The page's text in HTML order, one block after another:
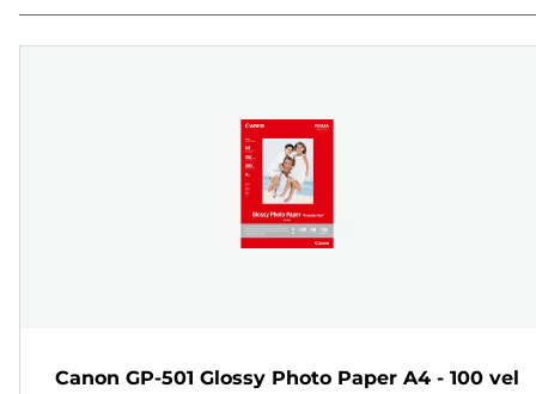
Canon GP-501 Glossy Photo Paper A4 - 100 vel